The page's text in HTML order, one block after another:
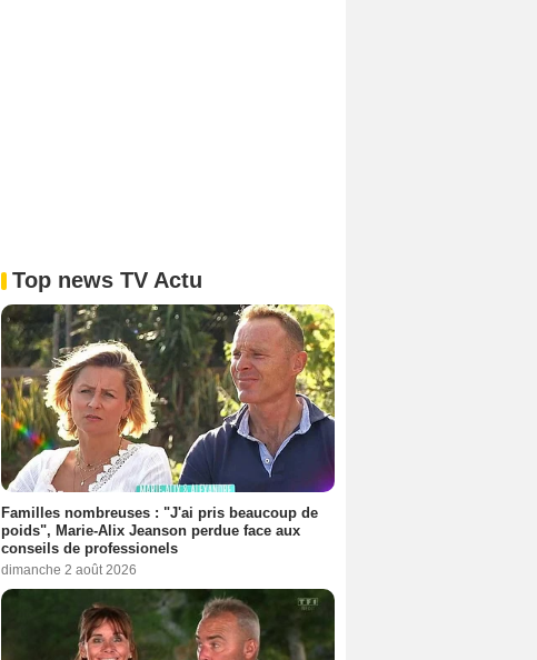
Top news TV Actu
Familles nombreuses : "J'ai pris beaucoup de
poids", Marie-Alix Jeanson perdue face aux
conseils de professionels
dimanche 2 août 2026